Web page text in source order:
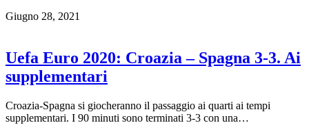
Giugno 28, 2021
Uefa Euro 2020: Croazia – Spagna 3-3. Ai
supplementari
Croazia-Spagna si giocheranno il passaggio ai quarti ai tempi
supplementari. I 90 minuti sono terminati 3-3 con una…